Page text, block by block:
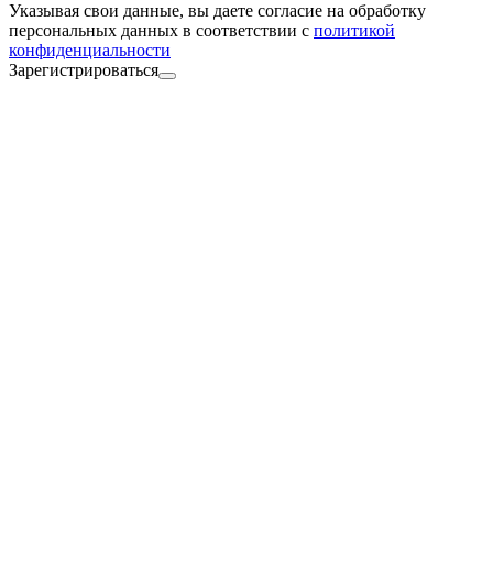
Указывая свои данные, вы даете согласие на обработку
персональных данных в соответствии с политикой
конфиденциальности
Зарегистрироваться